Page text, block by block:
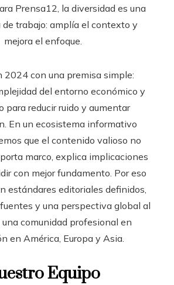
Prensa12, la diversidad es una
trabajo: amplía el contexto y
mejora el enfoque.
2024 con una premisa simple:
del entorno económico y
para reducir ruido y aumentar
En un ecosistema informativo
que el contenido valioso no
marco, explica implicaciones
con mejor fundamento. Por eso
estándares editoriales definidos,
y una perspectiva global al
comunidad profesional en
en América, Europa y Asia.
Equipo